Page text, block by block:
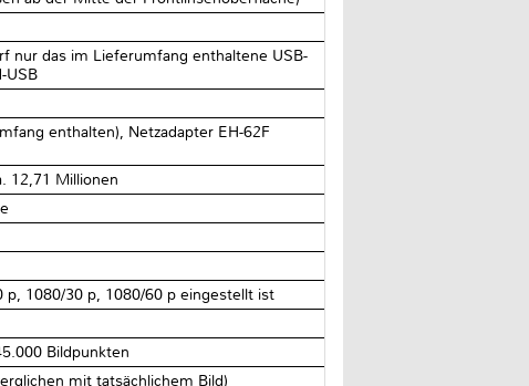
nur das im Lieferumfang enthaltene USB-
USB
enthalten), Netzadapter EH-62F
12,71 Millionen
p, 1080/30 p, 1080/60 p eingestellt ist
Bildpunkten
mit tatsächlichem Bild)